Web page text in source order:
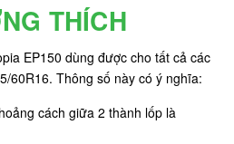
THÍCH
EP150 dùng được cho tất cả các
60R16. Thông số này có ý nghĩa:
cách giữa 2 thành lốp là